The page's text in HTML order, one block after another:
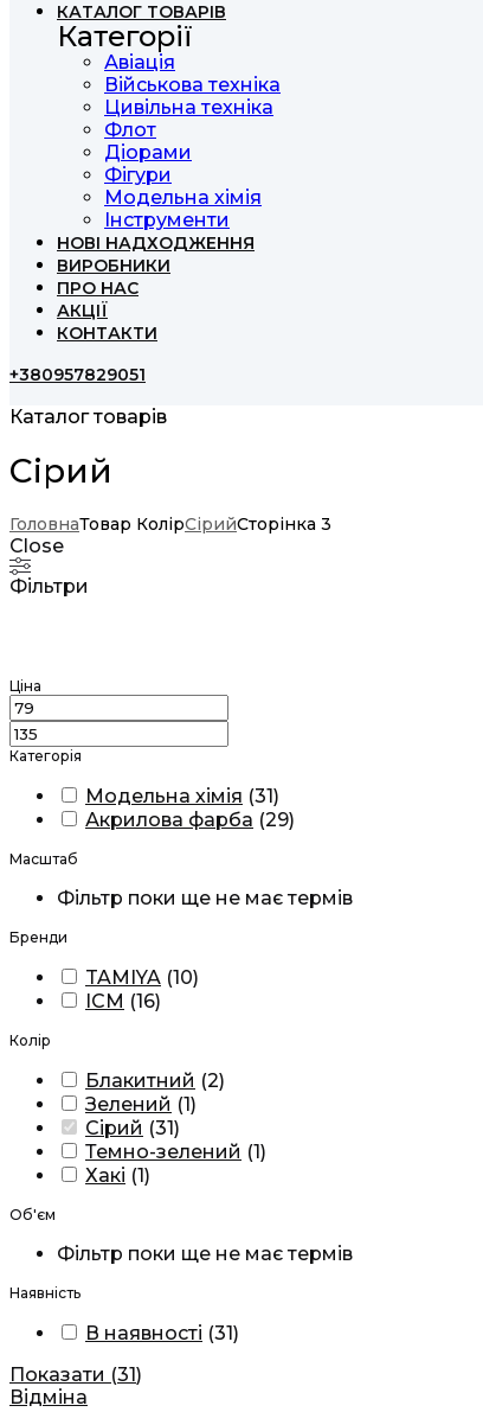
КАТАЛОГ ТОВАРІВ
Категорії
Авіація
Військова техніка
Цивільна техніка
Флот
Діорами
Фігури
Модельна хімія
Інструменти
НОВІ НАДХОДЖЕННЯ
ВИРОБНИКИ
ПРО НАС
АКЦІЇ
КОНТАКТИ
+380957829051
Каталог товарів
Сірий
ГоловнаТовар КолірСірийСторінка 3
Close
Фільтри
Ціна
Категорія
Модельна хімія (31)
Акрилова фарба (29)
Масштаб
Фільтр поки ще не має термів
Бренди
TAMIYA (10)
ICM (16)
Колір
Блакитний (2)
Зелений (1)
Сірий (31)
Темно-зелений (1)
Хакі (1)
Об'єм
Фільтр поки ще не має термів
Наявність
В наявності (31)
Показати (31)
Відміна